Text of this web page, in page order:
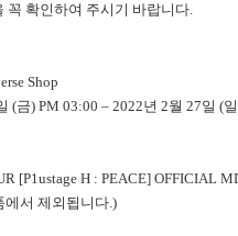
꼭 확인하여 주시기 바랍니다.
Shop
(금) PM 03:00 – 2022년 2월 27일 (
[P1ustage H : PEACE]
에서 제외됩니다.)